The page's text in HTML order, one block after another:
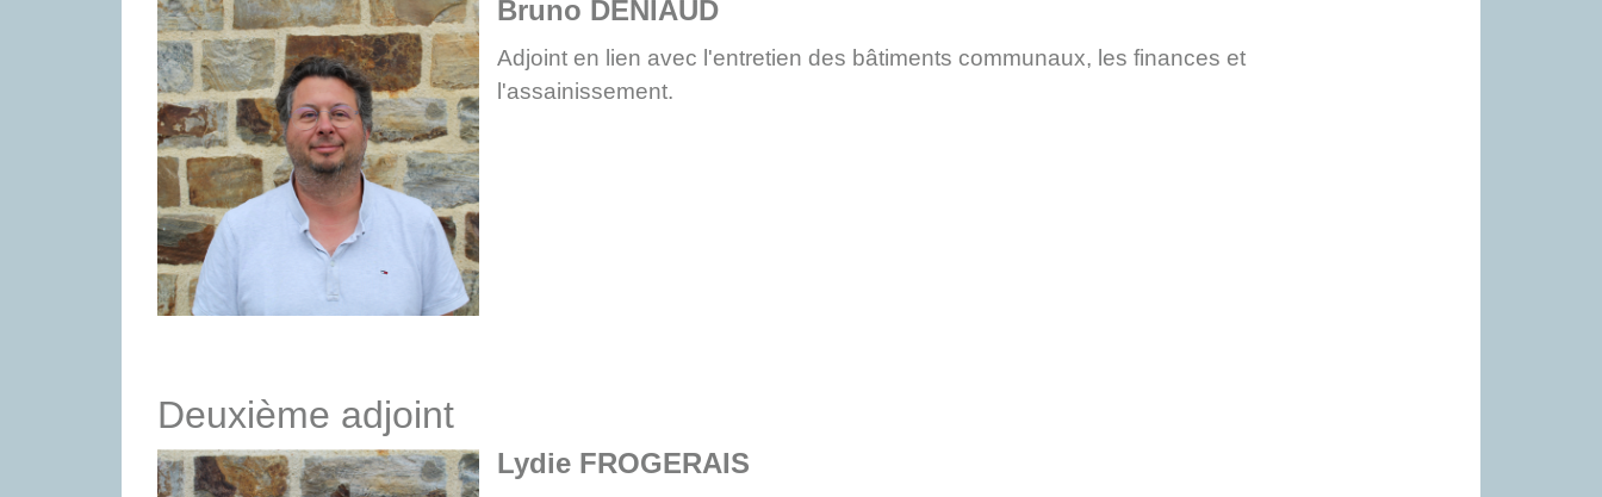
Bruno DENIAUD
Adjoint en lien avec l'entretien des bâtiments communaux, les finances et
l'assainissement.
Deuxième adjoint
Lydie FROGERAIS